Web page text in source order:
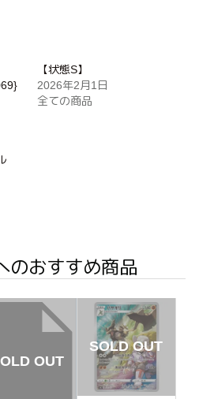
【状態S】
2026年2月1日
全ての商品
のおすすめ商品